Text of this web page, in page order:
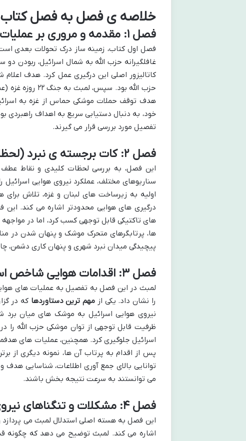
خلاصه ی فصل به فصل کتاب:
فصل ۱: مقدمه و مروری بر عملیات
غافلگیرانه حزب الله به شمال اسرائیل، ربودن
کاتالیزور اصلی این درگیری عمل کرد. هدف اعلام
هدف توقف حملات موشکی حماس از غزه به
خود، به دنبال دستیابی سریع به اهداف راهبردی
تفصیل مورد بررسی قرار می گیرند.
فصل ۲: کات برجسته ی نبرد (لحظات کلیدی)
این فصل، به بررسی لحظات کلیدی و نقاط
سناریوهای مختلف، عملکرد نیروی هوایی
اولیه به زیرساخت های لبنان و غزه، تلاش
درگیری های هوایی محدودتر اشاره می کند.
های تاکتیکی قابل توجهی کسب کرد، اما در
ها، پرتابگرهای متحرک موشک و پنهان شدن در
پیچیدگی میدان نبرد شهری و پنهان کاری دشمن،
فصل ۳: اقدامات هوایی شاخص اسرائیل
لمبث در این فصل به تفصیل به عملیات های
را نشان داد. یکی از مهم ترین دستاوردها که در
ظرفیت قابل توجهی از توان موشکی حزب الله را
اسرائیل جلوگیری کرد. همچنین، عملیات های
پس از اقدام به پرتاب آن ها، نمونه دیگری از
توانایی بالای جمع آوری اطلاعات، شناسایی
می توانستند به سرعت نتیجه بخش باشند.
فصل ۴: مشکلات و تنگناهای نیروی هوایی اسرائیل
این فصل به هسته اصلی استدلال لمبث می
اشاره می کند. لمبث توضیح می دهد که چگونه